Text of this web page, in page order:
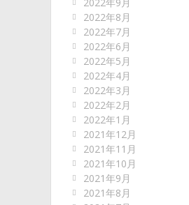
2022年8月
2022年7月
2022年6月
2022年5月
2022年4月
2022年3月
2022年2月
2022年1月
2021年12月
2021年11月
2021年10月
2021年9月
2021年8月